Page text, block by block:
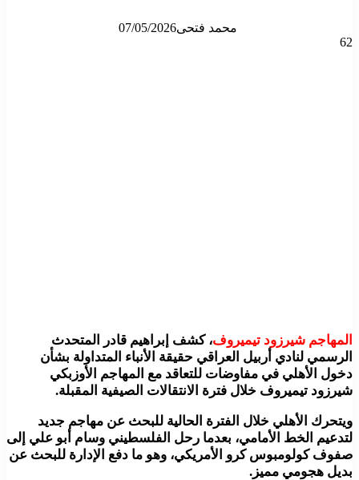
محمد فتحى07/05/2026
62
المهاجم شيرزود تيميروف، كشف إبراهيم قادر المتحدث
الرسمي لنادي أربيل العراقي حقيقة الأنباء المتداولة بشأن
دخول الأهلي في مفاوضات للتعاقد مع المهاجم الأوزبكي
شيرزود تيميروف خلال فترة الانتقالات الصيفية المقبلة.
ويتحرك الأهلي خلال الفترة الحالية للبحث عن مهاجم جديد
لتدعيم الخط الأمامي، بعدما رحل الفلسطيني وسام أبو علي إلى
صفوف كولومبوس كرو الأمريكي، وهو ما دفع الإدارة للبحث عن
بديل هجومي مميز.